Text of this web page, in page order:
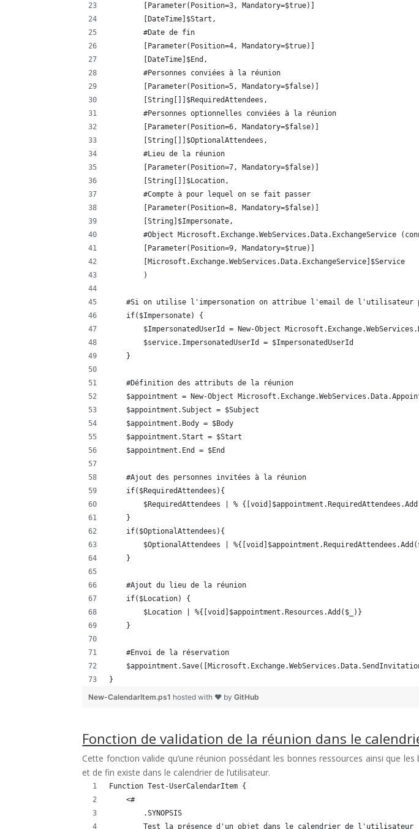
        [Parameter(Position=3, Mandatory=$true)]
        [DateTime]$Start,
        #Date de fin
        [Parameter(Position=4, Mandatory=$true)]
        [DateTime]$End,
        #Personnes conviées à la réunion
        [Parameter(Position=5, Mandatory=$false)]
        [String[]]$RequiredAttendees,
        #Personnes optionnelles conviées à la réunion
        [Parameter(Position=6, Mandatory=$false)]
        [String[]]$OptionalAttendees,
        #Lieu de la réunion
        [Parameter(Position=7, Mandatory=$false)]
        [String[]]$Location,
        #Compte à pour lequel on se fait passer
        [Parameter(Position=8, Mandatory=$false)]
        [String]$Impersonate,
#Object Microsoft.Exchange.WebServices.Data.ExchangeService
        [Parameter(Position=9, Mandatory=$true)]
        [Microsoft.Exchange.WebServices.Data.ExchangeService]$Service
        )
#Si on utilise l'impersonation on attribue l'email de l'utilisateur
    if($Impersonate) {
$ImpersonatedUserId = New-Object
        $service.ImpersonatedUserId = $ImpersonatedUserId
    }
    #Définition des attributs de la réunion
$appointment = New-Object
    $appointment.Subject = $Subject
    $appointment.Body = $Body
    $appointment.Start = $Start
    $appointment.End = $End
    #Ajout des personnes invitées à la réunion
    if($RequiredAttendees){
$RequiredAttendees | %
    }
    if($OptionalAttendees){
$OptionalAttendees |
    }
    #Ajout du lieu de la réunion
    if($Location) {
        $Location | %{[void]$appointment.Resources.Add($_)}
    }
    #Envoi de la réservation
}
New-CalendarItem.ps1 hosted with ❤ byGitHub
Fonction de validation de la réunion dans le
Cette fonction valide qu’une réunion possédant les bonnes ressources ainsi que
et de fin existe dans le calendrier de l’utilisateur.
Function Test-UserCalendarItem {
    <#
        .SYNOPSIS
        Test la présence d'un objet dans le calendrier de l'utilisateur